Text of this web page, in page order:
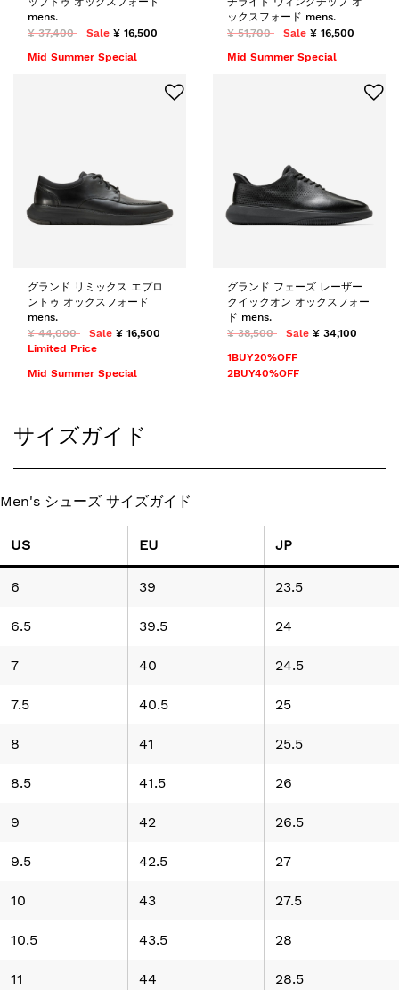
mens.
¥ 37,400
Sale ¥ 16,500
Mid Summer Special
ックスフォード mens.
¥ 51,700
Sale ¥ 16,500
Mid Summer Special
グランド リミックス エプロ
ントゥ オックスフォード
mens.
¥ 44,000
Sale ¥ 16,500
Limited Price
Mid Summer Special
グランド フェーズ レーザー
クイックオン オックスフォー
ド mens.
¥ 38,500
Sale ¥ 34,100
1BUY20%OFF
2BUY40%OFF
サイズガイド
Men's シューズ サイズガイド
US EU JP
6 39 23.5
6.5 39.5 24
7 40 24.5
7.5 40.5 25
8 41 25.5
8.5 41.5 26
9 42 26.5
9.5 42.5 27
10 43 27.5
10.5 43.5 28
11 44 28.5